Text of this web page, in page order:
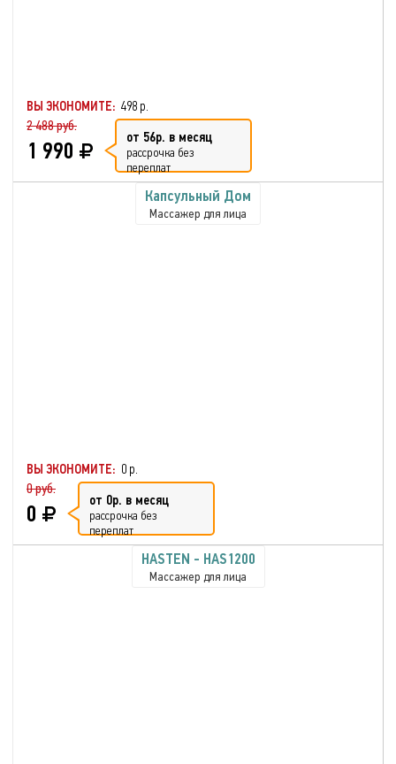
ВЫ ЭКОНОМИТЕ: 498 р.
2 488 руб.
1 990 от 56р. в месяц
рассрочка без
переплат
Капсульный Дом
Массажер для лица
ВЫ ЭКОНОМИТЕ: 0 р.
0 руб.
0 от 0р. в месяц
рассрочка без
переплат
HASTEN - HAS1200
Массажер для лица